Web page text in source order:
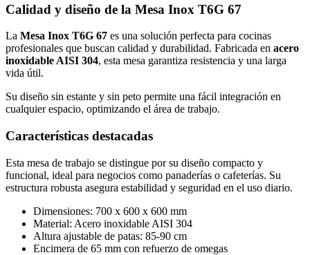
Calidad y diseño de la Mesa Inox T6G 67
La Mesa Inox T6G 67 es una solución perfecta para cocinas
profesionales que buscan calidad y durabilidad. Fabricada en acero
inoxidable AISI 304, esta mesa garantiza resistencia y una larga
vida útil.
Su diseño sin estante y sin peto permite una fácil integración en
cualquier espacio, optimizando el área de trabajo.
Características destacadas
Esta mesa de trabajo se distingue por su diseño compacto y
funcional, ideal para negocios como panaderías o cafeterías. Su
estructura robusta asegura estabilidad y seguridad en el uso diario.
Dimensiones: 700 x 600 x 600 mm
Material: Acero inoxidable AISI 304
Altura ajustable de patas: 85-90 cm
Encimera de 65 mm con refuerzo de omegas